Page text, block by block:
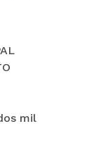
mil